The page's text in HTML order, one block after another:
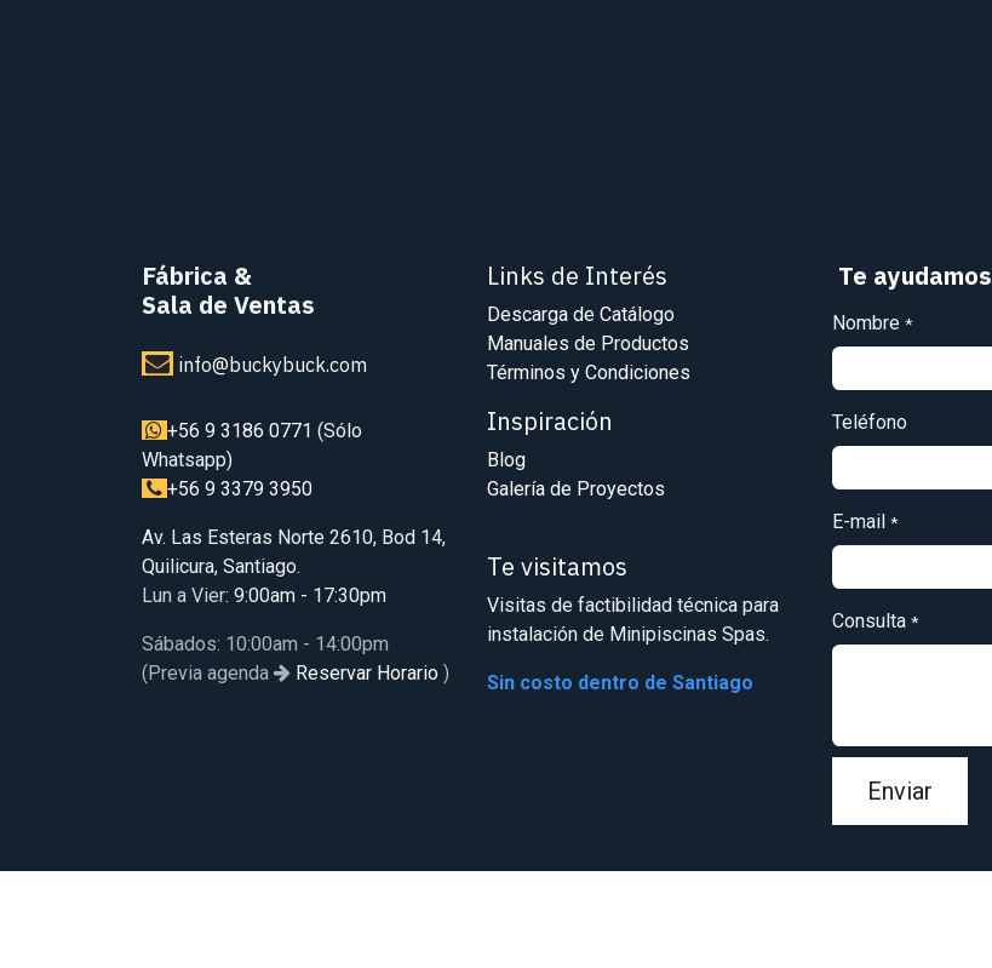
Fábrica &
Sala de Ventas
info@buckybuck.com
+56 9 3186 0771 (Sólo
Whatsapp)
+56 9 3379 3950
Av. Las Esteras Norte 2610, Bod 14,
Quilicura, Santiago.
Lun a Vier: 9:00am - 17:30pm
Sábados: 10:00am - 14:00pm
(Previa agenda
Reservar Horario )
Links de Interés
Descarga de Catálogo
Manuales de Productos
Términos y Condiciones
Inspiración
Blog
Galería de Proyectos
Te visitamos
Visitas de factibilidad técnica para
instalación de Minipiscinas Spas.
Sin costo dentro de Santiago
Te ayudamos
Nombre *
Teléfono
E-mail *
Consulta *
Enviar